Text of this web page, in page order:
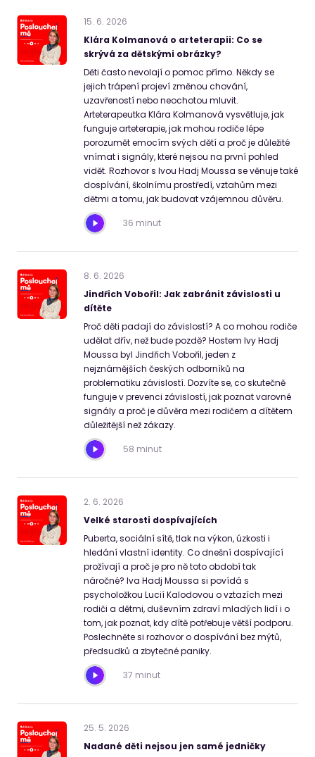
15. 6. 2026
Klára Kolmanová o arteterapii: Co se
skrývá za dětskými obrázky?
Děti často nevolají o pomoc přímo. Někdy se
jejich trápení projeví změnou chování,
uzavřeností nebo neochotou mluvit.
Arteterapeutka Klára Kolmanová vysvětluje, jak
funguje arteterapie, jak mohou rodiče lépe
porozumět emocím svých dětí a proč je důležité
vnímat i signály, které nejsou na první pohled
vidět. Rozhovor s Ivou Hadj Moussa se věnuje také
dospívání, školnímu prostředí, vztahům mezi
dětmi a tomu, jak budovat vzájemnou důvěru.
36 minut
8. 6. 2026
Jindřich Vobořil: Jak zabránit závislosti u
dítěte
Proč děti padají do závislostí? A co mohou rodiče
udělat dřív, než bude pozdě? Hostem Ivy Hadj
Moussa byl Jindřich Vobořil, jeden z
nejznámějších českých odborníků na
problematiku závislostí. Dozvíte se, co skutečně
funguje v prevenci závislostí, jak poznat varovné
signály a proč je důvěra mezi rodičem a dítětem
důležitější než zákazy.
58 minut
2. 6. 2026
Velké starosti dospívajících
Puberta, sociální sítě, tlak na výkon, úzkosti i
hledání vlastní identity. Co dnešní dospívající
prožívají a proč je pro ně toto období tak
náročné? Iva Hadj Moussa si povídá s
psycholožkou Lucií Kalodovou o vztazích mezi
rodiči a dětmi, duševním zdraví mladých lidí i o
tom, jak poznat, kdy dítě potřebuje větší podporu.
Poslechněte si rozhovor o dospívání bez mýtů,
předsudků a zbytečné paniky.
37 minut
25. 5. 2026
Nadané děti nejsou jen samé jedničky